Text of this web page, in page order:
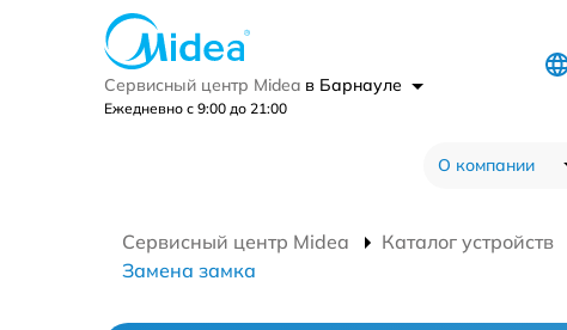
Сервисный центр Midea в Барнауле
Ежедневно с 9:00 до 21:00
О компании
Сервисный центр Midea Каталог устройств
Замена замка